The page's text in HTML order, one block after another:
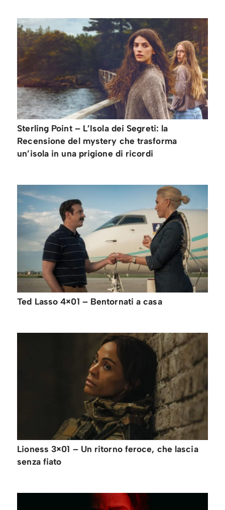
Sterling Point – L’Isola dei Segreti: la
Recensione del mystery che trasforma
un’isola in una prigione di ricordi
Ted Lasso 4×01 – Bentornati a casa
Lioness 3×01 – Un ritorno feroce, che lascia
senza fiato